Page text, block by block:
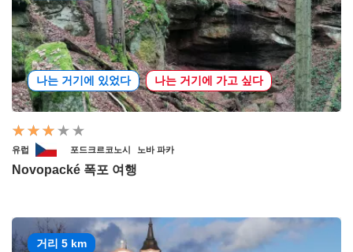
나는 거기에 있었다 나는 거기에 가고 싶다
유럽 포드크르코노시 노바 파카
Novopacké 폭포 여행
거리 5 km